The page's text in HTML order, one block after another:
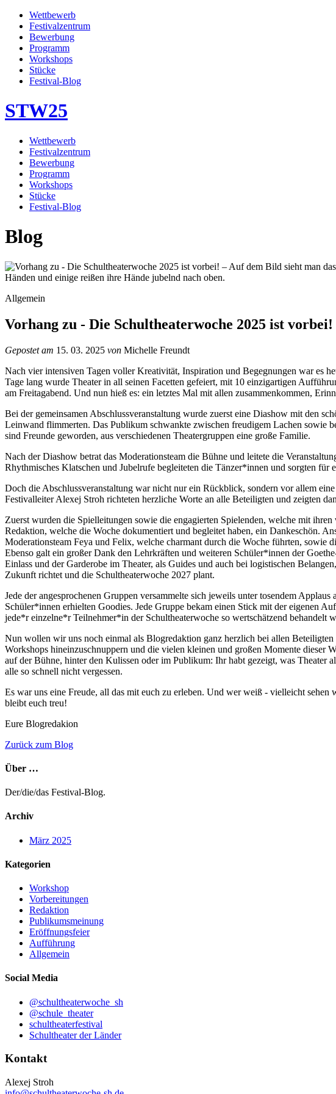
Wettbewerb
Festivalzentrum
Bewerbung
Programm
Workshops
Stücke
Festival-Blog
STW25
Wettbewerb
Festivalzentrum
Bewerbung
Programm
Workshops
Stücke
Festival-Blog
Blog
Allgemein
Vorhang zu - Die Schultheaterwoche 2025 ist vorbei!
Gepostet am 15. 03. 2025 von Michelle Freundt
Nach vier intensiven Tagen voller Kreativität, Inspiration und Begegnungen war es
Tage lang wurde Theater in all seinen Facetten gefeiert, mit 10 einzigartigen
am Freitagabend. Und nun hieß es: ein letztes Mal mit allen zusammenkommen,
Bei der gemeinsamen Abschlussveranstaltung wurde zuerst eine Diashow mit den
Leinwand flimmerten. Das Publikum schwankte zwischen freudigem Lachen sowie
sind Freunde geworden, aus verschiedenen Theatergruppen eine große Familie.
Nach der Diashow betrat das Moderationsteam die Bühne und leitete die
Rhythmisches Klatschen und Jubelrufe begleiteten die Tänzer*innen und sorgten für
Doch die Abschlussveranstaltung war nicht nur ein Rückblick, sondern vor allem
Festivalleiter Alexej Stroh richteten herzliche Worte an alle Beteiligten und zeigten
Zuerst wurden die Spielleitungen sowie die engagierten Spielenden, welche mit
Redaktion, welche die Woche dokumentiert und begleitet haben, ein Dankeschön.
Moderationsteam Feya und Felix, welche charmant durch die Woche führten,
Ebenso galt ein großer Dank den Lehrkräften und weiteren Schüler*innen der
Einlass und der Garderobe im Theater, als Guides und auch bei logistischen
Zukunft richtet und die Schultheaterwoche 2027 plant.
Jede der angesprochenen Gruppen versammelte sich jeweils unter tosendem
Schüler*innen erhielten Goodies. Jede Gruppe bekam einen Stick mit der eigenen
jede*r einzelne*r Teilnehmer*in der Schultheaterwoche so wertschätzend behandelt
Nun wollen wir uns noch einmal als Blogredaktion ganz herzlich bei allen
Workshops hineinzuschnuppern und die vielen kleinen und großen Momente dieser
auf der Bühne, hinter den Kulissen oder im Publikum: Ihr habt gezeigt, was Theater
alle so schnell nicht vergessen.
Es war uns eine Freude, all das mit euch zu erleben. Und wer weiß - vielleicht
bleibt euch treu!
Eure Blogredakion
Zurück zum Blog
Über …
Der/die/das Festival-Blog.
Archiv
März 2025
Kategorien
Workshop
Vorbereitungen
Redaktion
Publikumsmeinung
Eröffnungsfeier
Aufführung
Allgemein
Social Media
@schultheaterwoche_sh
@schule_theater
schultheaterfestival
Schultheater der Länder
Kontakt
Alexej Stroh